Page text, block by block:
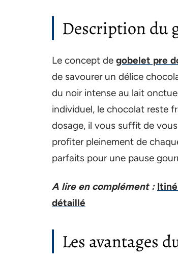
Description du
Le concept de gobelet pre
de savourer un délice
du noir intense au lait
individuel, le chocolat reste
dosage, il vous suffit de
profiter pleinement de
parfaits pour une pause
A lire en complément :
détaillé
Les avantages